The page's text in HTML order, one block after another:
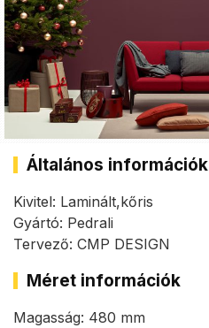
Általános információk
Kivitel: Laminált,kőris
Gyártó: Pedrali
Tervező: CMP DESIGN
Méret információk
Magasság: 480 mm